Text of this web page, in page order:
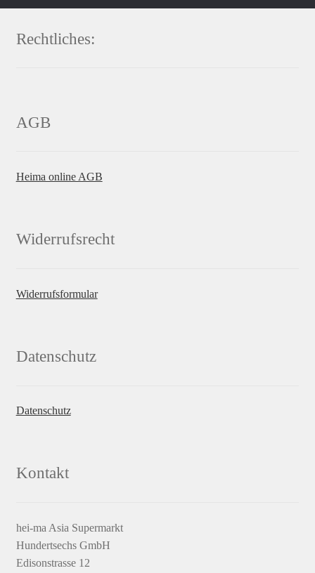
Rechtliches:
AGB
Heima online AGB
Widerrufsrecht
Widerrufsformular
Datenschutz
Datenschutz
Kontakt
hei-ma Asia Supermarkt
Hundertsechs GmbH
Edisonstrasse 12